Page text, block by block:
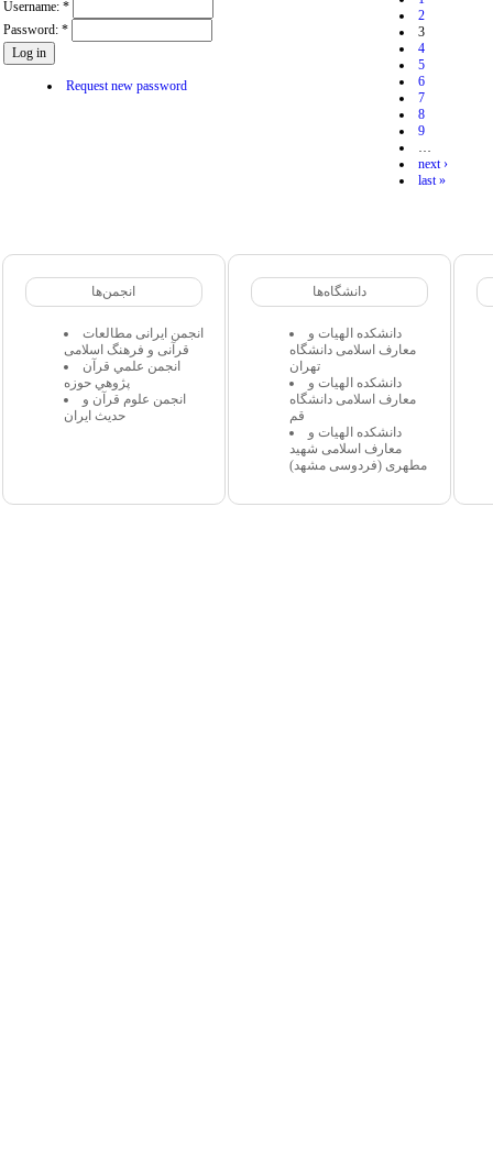
Username: *
Password: *
Request new password
2
3
4
5
6
7
8
9
…
next ›
last »
انجمن‌ها
انجمن ایرانی مطالعات
قرآنی و فرهنگ اسلامی
انجمن علمي قرآن
پژوهي حوزه
انجمن علوم قرآن و
حدیث ایران
دانشگاه‌ها
دانشکده الهیات و
معارف اسلامی دانشگاه
تهران
دانشکده الهیات و
معارف اسلامی دانشگاه
قم
دانشکده الهیات و
معارف اسلامی شهید
مطهری (فردوسی مشهد)